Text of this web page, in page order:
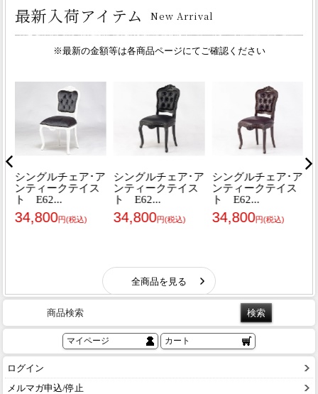
商品検索
マイページ カート
ログイン
メルマガ申込/停止